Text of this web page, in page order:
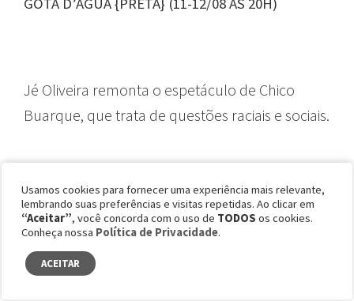
GOTA D’ÁGUA {PRETA} (11-12/08 ÀS 20H)
Jé Oliveira remonta o espetáculo de Chico
Buarque, que trata de questões raciais e sociais.
CÍCERA (06/08 ÀS 19H 07/08 ÀS 18H)
Usamos cookies para fornecer uma experiência mais relevante,
lembrando suas preferências e visitas repetidas. Ao clicar em
“Aceitar”, você concorda com o uso de TODOS os cookies.
Conheça nossa Política de Privacidade.
ACEITAR